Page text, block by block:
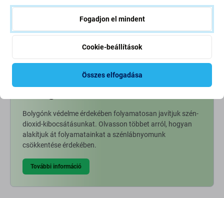
Bolygónk védelme érdekében folyamatosan javítjuk szén-
dioxid-kibocsátásunkat. Olvasson többet arról, hogyan
alakítjuk át folyamatainkat a szénlábnyomunk
csökkentése érdekében.
További információ
Fogadjon el mindent
Cookie-beállítások
Összes elfogadása